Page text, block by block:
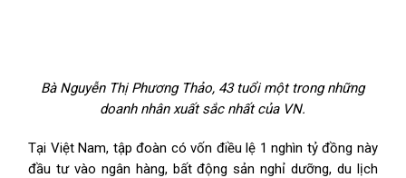
Bà Nguyễn Thị Phương Thảo, 43 tuổi một trong những
doanh nhân xuất sắc nhất của VN.
Tại Việt Nam, tập đoàn có vốn điều lệ 1 nghìn tỷ đồng này
đầu tư vào ngân hàng, bất động sản nghỉ dưỡng, du lịch